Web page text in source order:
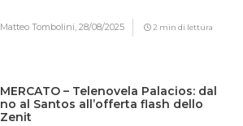
Matteo Tombolini,28/08/2025 2 min di lettura
MERCATO – Telenovela Palacios: dal
no al Santos all’offerta flash dello
Zenit